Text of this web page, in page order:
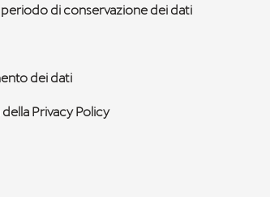
di conservazione dei dati
dei dati
Privacy Policy